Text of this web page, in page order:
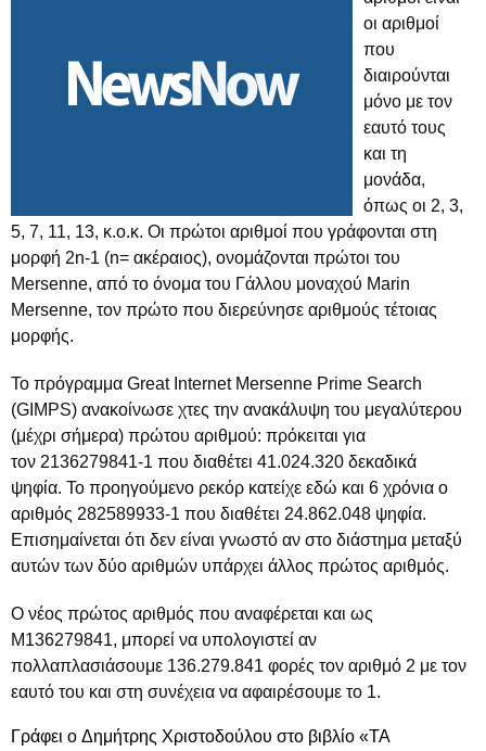
οι αριθμοί
που
διαιρούνται
μόνο με τον
εαυτό τους
και τη
μονάδα,
όπως οι 2, 3,
5, 7, 11, 13, κ.ο.κ. Οι πρώτοι αριθμοί που γράφονται στη
μορφή 2n-1 (n= ακέραιος), ονομάζονται πρώτοι του
Mersenne, από το όνομα του Γάλλου μοναχού Marin
Mersenne, τον πρώτο που διερεύνησε αριθμούς τέτοιας
μορφής.
Το πρόγραμμα Great Internet Mersenne Prime Search
(GIMPS) ανακοίνωσε χτες την ανακάλυψη του μεγαλύτερου
(μέχρι σήμερα) πρώτου αριθμού: πρόκειται για
τον 2136279841-1 που διαθέτει 41.024.320 δεκαδικά
ψηφία. Το προηγούμενο ρεκόρ κατείχε εδώ και 6 χρόνια ο
αριθμός 282589933-1 που διαθέτει 24.862.048 ψηφία.
Επισημαίνεται ότι δεν είναι γνωστό αν στο διάστημα μεταξύ
αυτών των δύο αριθμών υπάρχει άλλος πρώτος αριθμός.
Ο νέος πρώτος αριθμός που αναφέρεται και ως
M136279841, μπορεί να υπολογιστεί αν
πολλαπλασιάσουμε 136.279.841 φορές τον αριθμό 2 με τον
εαυτό του και στη συνέχεια να αφαιρέσουμε το 1.
Γράφει ο Δημήτρης Χριστοδούλου στο βιβλίο «ΤΑ